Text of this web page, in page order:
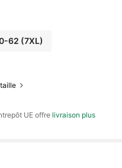
62 (7XL)
UE offre livraison plus